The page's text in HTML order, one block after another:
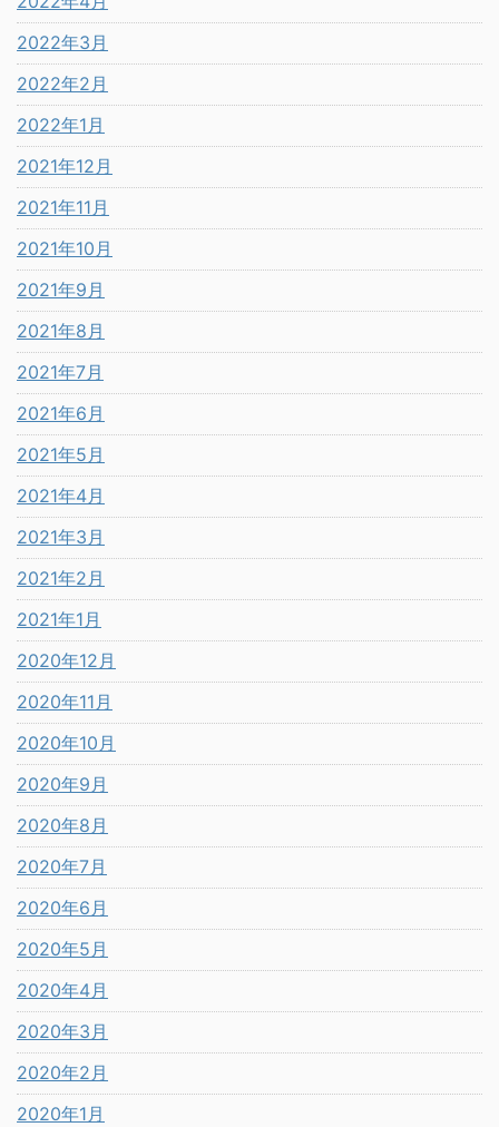
2022年3月
2022年2月
2022年1月
2021年12月
2021年11月
2021年10月
2021年9月
2021年8月
2021年7月
2021年6月
2021年5月
2021年4月
2021年3月
2021年2月
2021年1月
2020年12月
2020年11月
2020年10月
2020年9月
2020年8月
2020年7月
2020年6月
2020年5月
2020年4月
2020年3月
2020年2月
2020年1月